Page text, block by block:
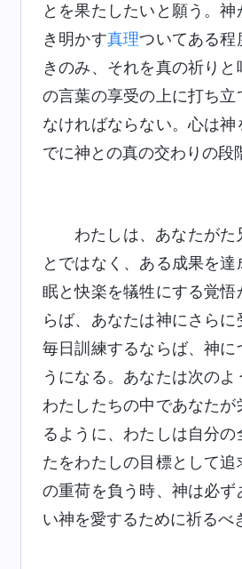
とを果たしたいと願う。
き明かす真理ついてある程
きのみ、それを真の祈り
の言葉の享受の上に打ち
なければならない。心は
でに神との真の交わりの段
わたしは、あなたが
とではなく、ある成果を
眠と快楽を犠牲にする覚
らば、あなたは神にさら
毎日訓練するならば、神
うになる。あなたは次の
わたしたちの中であなた
るように、わたしは自分
たをわたしの目標として
の重荷を負う時、神は必
い神を愛するために祈るべ